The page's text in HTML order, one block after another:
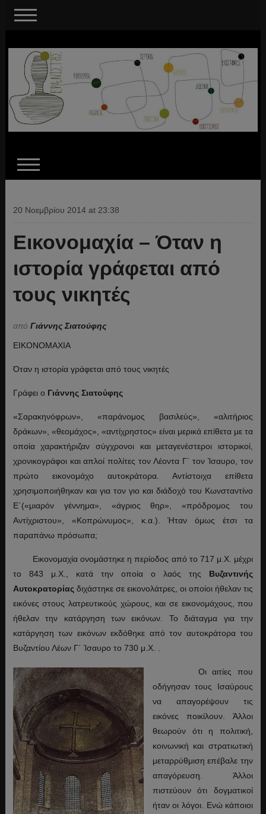
20 Νοεμβρίου 2014 at 23:38
Εικονομαχία – Όταν η
ιστορία γράφεται από
τους νικητές
από Γιάννης Σιατούφης
ΕΙΚΟΝΟΜΑΧΙΑ
Όταν η ιστορία γράφεται από τους νικητές
Γράφει ο Γιάννης Σιατούφης
«Σαρακηνόφρων», «παράνομος βασιλεύς», «αλιτήριος
δράκων», «θεομάχος», «αντίχρηστος» είναι μερικά επίθετα με τα
οποία χαρακτήριζαν σύγχρονοι και μεταγενέστεροι ιστορικοί,
χρονικογράφοι και απλοί πολίτες τον Λέοντα Γ΄ τον Ίσαυρο, τον
πρώτο εικονομάχο αυτοκράτορα. Αντίστοιχα επίθετα
χρησιμοποιήθηκαν και για τον γιο και διάδοχό του Κωνσταντίνο
Ε΄(«μιαρόν γέννημα», «άγριος θηρ», «πρόδρομος του
Αντίχριστου», «Κοπρώνυμος», κ.α.). Ήταν όμως έτσι τα
παραπάνω πρόσωπα;
Εικονομαχία ονομάστηκε η περίοδος από το 717 μ.Χ. μέχρι
το 843 μ.Χ., κατά την οποία ο λαός της Βυζαντινής
Αυτοκρατορίας διχάστηκε σε εικονολάτρες, οι οποίοι ήθελαν τις
εικόνες στους λατρευτικούς χώρους, και σε εικονομάχους, που
ήθελαν την κατάργηση των εικόνων. Το διάταγμα για την
κατάργηση των εικόνων εκδόθηκε από τον αυτοκράτορα του
Βυζαντίου Λέων Γ΄ Ίσαυρο το 730 μ.Χ. .
Οι αιτίες που
οδήγησαν τους Ισαύρους
να απαγορέψουν τις
εικόνες ποικίλουν. Άλλοι
θεωρούν ότι η πολιτική,
κοινωνική και στρατιωτική
μεταρρύθμιση επέβαλε την
απαγόρευση. Άλλοι
πιστεύουν ότι δογματικοί
ήταν οι λόγοι. Ενώ κάποιοι